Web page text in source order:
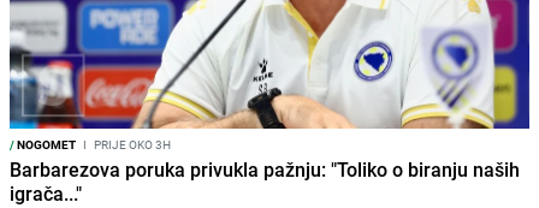
/NOGOMET I PRIJE OKO 3H
Barbarezova poruka privukla pažnju: "Toliko o biranju naših
igrača..."